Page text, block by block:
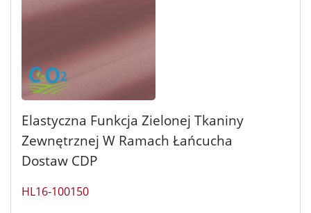
Elastyczna Funkcja Zielonej Tkaniny
Zewnętrznej W Ramach Łańcucha
Dostaw CDP
HL16-100150